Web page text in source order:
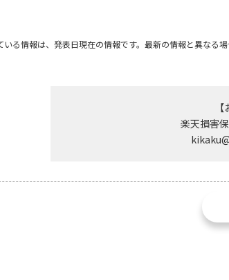
る情報は、発表日現在の情報です。最新の情報と異なる
楽天損害